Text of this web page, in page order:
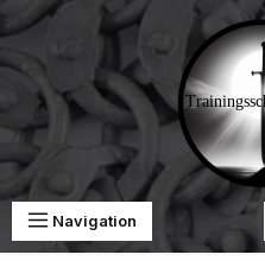
Zum Hauptinhalt springen
Navigation